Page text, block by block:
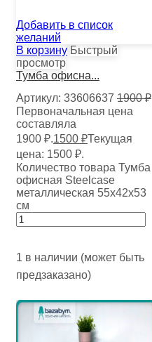
Добавить в список
желаний
В корзину Быстрый
просмотр
Тумба офисна...
Артикул: 33606637 1900₽
Первоначальная цена
составляла
1900 ₽.1500 ₽Текущая
цена: 1500 ₽.
Количество товара Тумба
офисная Steelcase
металлическая 55х42х53
см
1 в наличии (может быть
предзаказано)